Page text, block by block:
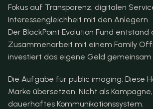
Fokus auf Transparenz, digitalen
Interessengleichheit mit den Anlegern.
Der BlackPoint Evolution Fund entstand
Zusammenarbeit mit einem Family
investiert das eigene Geld gemeinsam
Die Aufgabe für public imaging: Diese
Marke übersetzen. Nicht als
dauerhaftes Kommunikationssystem.